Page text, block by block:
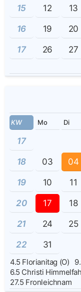
15 12 13
16 19 20
17 26 27
KW Mo Di
17
18 03 04
19 10 11
20 17 18
21 24 25
22 31
4.5 Florianitag (O)
6.5 Christi
27.5 Fronleichnam